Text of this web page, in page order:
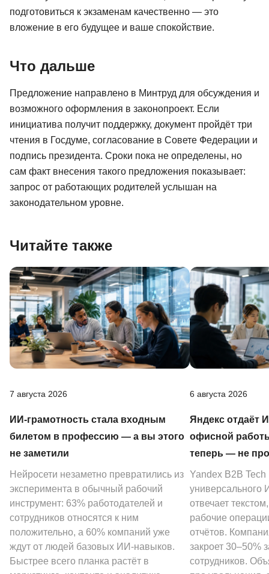
подготовиться к экзаменам качественно — это
вложение в его будущее и ваше спокойствие.
Что дальше
Предложение направлено в Минтруд для обсуждения и
возможного оформления в законопроект. Если
инициатива получит поддержку, документ пройдёт три
чтения в Госдуме, согласование в Совете Федерации и
подпись президента. Сроки пока не определены, но
сам факт внесения такого предложения показывает:
запрос от работающих родителей услышан на
законодательном уровне.
Читайте также
7 августа 2026
ИИ-грамотность стала входным
билетом в профессию — а вы этого
не заметили
Нейросети незаметно превратились из
эксперимента в обычный рабочий
инструмент: 63% работодателей и
сотрудников относятся к ним
положительно, а 60% компаний уже
ждут от людей базовых ИИ-навыков.
Быстрее всего планка растёт в
6 августа 2026
Яндекс отдаёт
офисной
теперь — не
Yandex B2B Tech
универсального
отвечает
рабочие
отчётов.
закроет 30–50%
сотрудников.